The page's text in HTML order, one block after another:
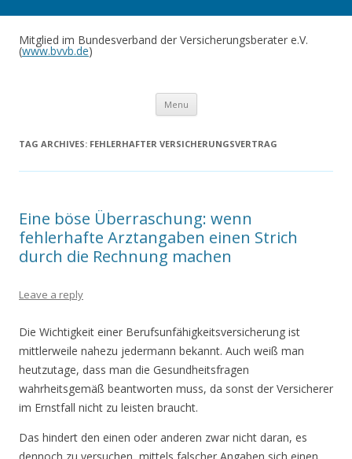
Mitglied im Bundesverband der Versicherungsberater e.V.
(www.bvvb.de)
Menu Skip to content
TAG ARCHIVES: FEHLERHAFTER VERSICHERUNGSVERTRAG
Eine böse Überraschung: wenn
fehlerhafte Arztangaben einen Strich
durch die Rechnung machen
Leave a reply
Die Wichtigkeit einer Berufsunfähigkeitsversicherung ist
mittlerweile nahezu jedermann bekannt. Auch weiß man
heutzutage, dass man die Gesundheitsfragen
wahrheitsgemäß beantworten muss, da sonst der Versicherer
im Ernstfall nicht zu leisten braucht.
Das hindert den einen oder anderen zwar nicht daran, es